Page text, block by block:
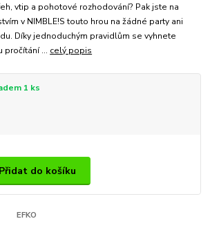
vtip a pohotové rozhodování? Pak jste na
v NIMBLE!S touto hrou na žádné party ani
Díky jednoduchým pravidlům se vyhnete
pročítání ... celý popis
1 ks
Přidat do košíku
EFKO